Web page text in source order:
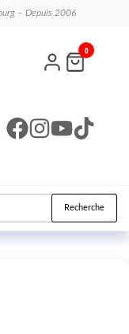
– Depuis 2006
0
Recherche